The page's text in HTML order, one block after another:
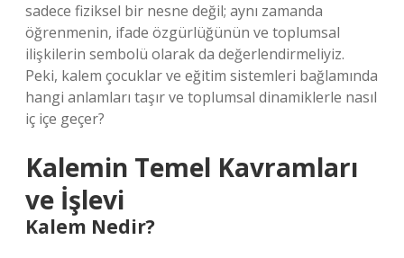
sadece fiziksel bir nesne değil; aynı zamanda
öğrenmenin, ifade özgürlüğünün ve toplumsal
ilişkilerin sembolü olarak da değerlendirmeliyiz.
Peki, kalem çocuklar ve eğitim sistemleri bağlamında
hangi anlamları taşır ve toplumsal dinamiklerle nasıl
iç içe geçer?
Kalemin Temel Kavramları
ve İşlevi
Kalem Nedir?